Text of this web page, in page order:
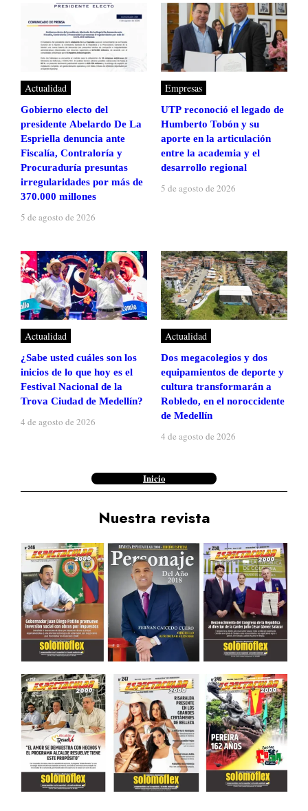
Actualidad
Gobierno electo del
presidente Abelardo De La
Espriella denuncia ante
Fiscalía, Contraloría y
Procuraduría presuntas
irregularidades por más de
370.000 millones
5 de agosto de 2026
Empresas
UTP reconoció el legado de
Humberto Tobón y su
aporte en la articulación
entre la academia y el
desarrollo regional
5 de agosto de 2026
Actualidad
¿Sabe usted cuáles son los
inicios de lo que hoy es el
Festival Nacional de la
Trova Ciudad de Medellín?
4 de agosto de 2026
Actualidad
Dos megacolegios y dos
equipamientos de deporte y
cultura transformarán a
Robledo, en el noroccidente
de Medellín
4 de agosto de 2026
Inicio
Nuestra revista